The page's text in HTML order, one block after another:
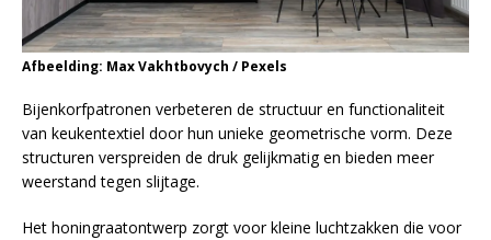
Afbeelding: Max Vakhtbovych / Pexels
Bijenkorfpatronen verbeteren de structuur en functionaliteit
van keukentextiel door hun unieke geometrische vorm. Deze
structuren verspreiden de druk gelijkmatig en bieden meer
weerstand tegen slijtage.
Het honingraatontwerp zorgt voor kleine luchtzakken die voor